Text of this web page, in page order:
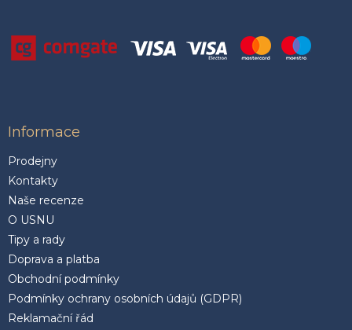
Informace
Prodejny
Kontakty
Naše recenze
O USNU
Tipy a rady
Doprava a platba
Obchodní podmínky
Podmínky ochrany osobních údajů (GDPR)
Reklamační řád